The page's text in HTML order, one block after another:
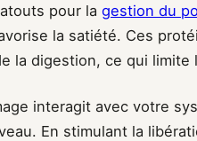
pour la gestion du
la satiété. Ces
la digestion, ce qui limite
interagit avec votre
En stimulant la